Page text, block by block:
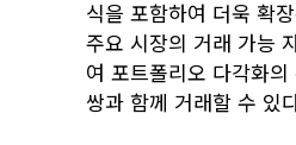
식을 포함하여 더욱 확
주요 시장의 거래 가능
여 포트폴리오 다각화
쌍과 함께 거래할 수 있